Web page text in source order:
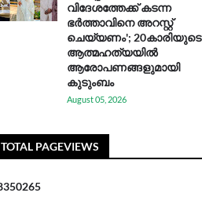
വിദേശത്തേക്ക് കടന്ന
ഭർത്താവിനെ അറസ്റ്റ്
ചെയ്യണം'; 20കാരിയുടെ
ആത്മഹത്യയിൽ
ആരോപണങ്ങളുമായി
കുടുംബം
August 05, 2026
TOTAL PAGEVIEWS
350265